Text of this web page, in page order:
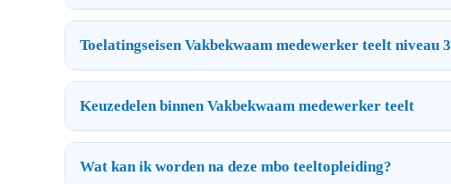
Toelatingseisen Vakbekwaam medewerker teelt niveau 3
Keuzedelen binnen Vakbekwaam medewerker teelt
Wat kan ik worden na deze mbo teeltopleiding?